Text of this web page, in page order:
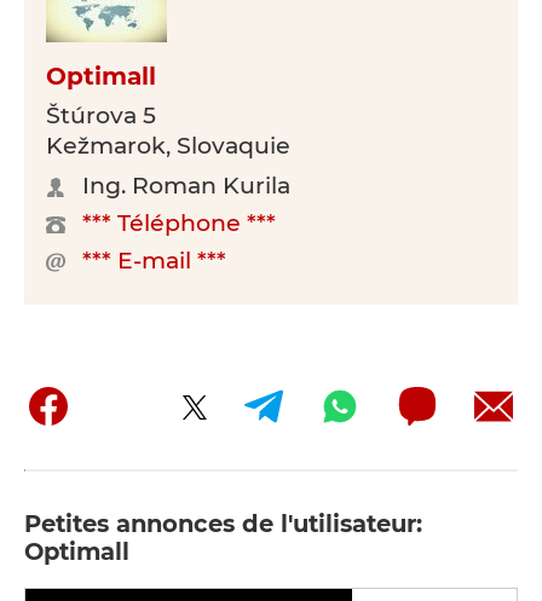
Optimall
Štúrova 5
Kežmarok, Slovaquie
Ing. Roman Kurila
*** Téléphone ***
*** E-mail ***
Petites annonces de l'utilisateur:
Optimall